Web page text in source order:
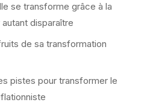
se transforme grâce à la
disparaître
de sa transformation
pistes pour transformer le